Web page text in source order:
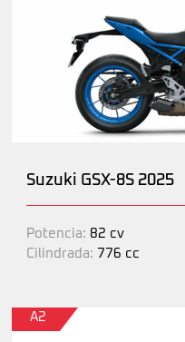
Suzuki GSX-8S 2025
Potencia: 82 cv
Cilindrada: 776 cc
A2